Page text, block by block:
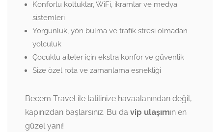
Konforlu koltuklar, WiFi, ikramlar ve medya
sistemleri
Yorgunluk, yön bulma ve trafik stresi olmadan
yolculuk
Çocuklu aileler için ekstra konfor ve güvenlik
Size özel rota ve zamanlama esnekliği
Becem Travel ile tatilinize havaalanından değil,
kapınızdan başlarsınız. Bu da vip ulaşımın en
güzel yanı!